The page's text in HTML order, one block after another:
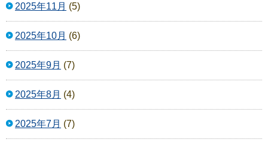
2025年11月 (5)
2025年10月 (6)
2025年9月 (7)
2025年8月 (4)
2025年7月 (7)